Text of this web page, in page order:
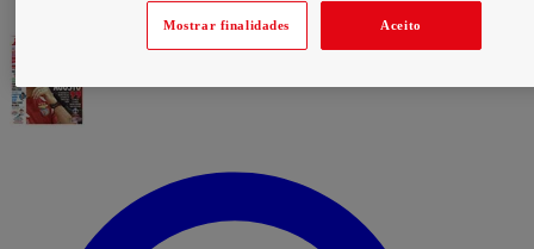
Mostrar finalidades Aceito